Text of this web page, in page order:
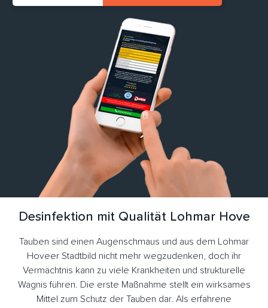
Desinfektion mit Qualität Lohmar Hove
Tauben sind einen Augenschmaus und aus dem Lohmar
Hoveer Stadtbild nicht mehr wegzudenken, doch ihr
Vermächtnis kann zu viele Krankheiten und strukturelle
Wagnis führen. Die erste Maßnahme stellt ein wirksames
Mittel zum Schutz der Tauben dar. Als erfahrene